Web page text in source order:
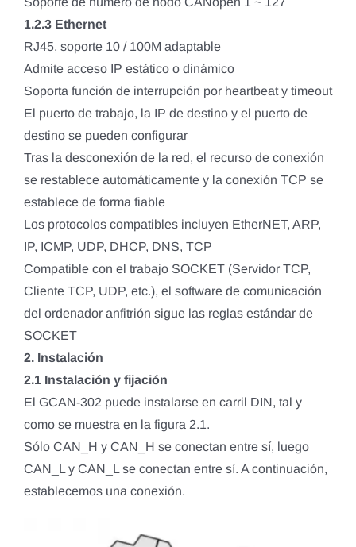
1.2.3 Ethernet
RJ45, soporte 10 / 100M adaptable
Admite acceso IP estático o dinámico
Soporta función de interrupción por heartbeat y timeout
El puerto de trabajo, la IP de destino y el puerto de
destino se pueden configurar
Tras la desconexión de la red, el recurso de conexión
se restablece automáticamente y la conexión TCP se
establece de forma fiable
Los protocolos compatibles incluyen EtherNET, ARP,
IP, ICMP, UDP, DHCP, DNS, TCP
Compatible con el trabajo SOCKET (Servidor TCP,
Cliente TCP, UDP, etc.), el software de comunicación
del ordenador anfitrión sigue las reglas estándar de
SOCKET
2. Instalación
2.1 Instalación y fijación
El GCAN-302 puede instalarse en carril DIN, tal y
como se muestra en la figura 2.1.
Sólo CAN_H y CAN_H se conectan entre sí, luego
CAN_L y CAN_L se conectan entre sí. A continuación,
establecemos una conexión.